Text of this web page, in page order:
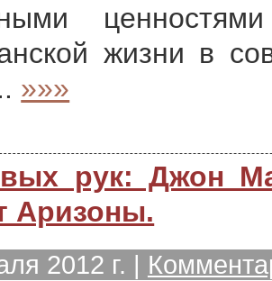
жизни в
»»»
рук: Джон
Аризоны.
2012 г. |